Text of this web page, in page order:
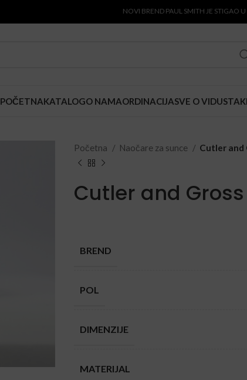
NOVI BREND PAUL SMITH JE STIGAO U
POČETNAKATALOGO NAMAORDINACIJASVE O VIDU
Početna Naočare za sunce Cutler and
Cutler and
BREND
POL
DIMENZIJE
MATERIJAL